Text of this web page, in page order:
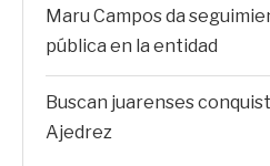
Maru Campos da
pública en la entidad
Buscan juarenses
Ajedrez